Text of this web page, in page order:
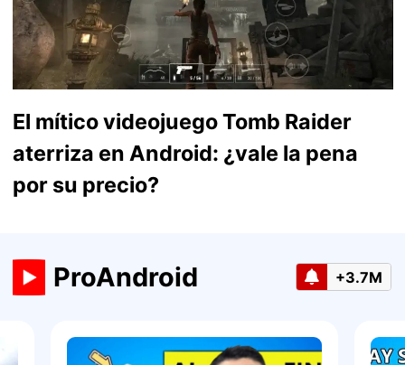
El mítico videojuego Tomb Raider
aterriza en Android: ¿vale la pena
por su precio?
ProAndroid +3.7M